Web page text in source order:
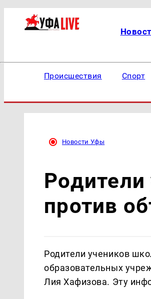
Происшествия Спорт
Новости Уфы
против
Родители учеников
образовательных
Лия Хафизова. Эту